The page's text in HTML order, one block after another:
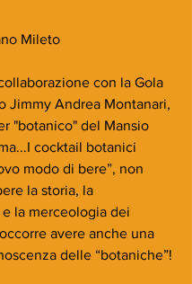
Mileto
con la Gola
Jimmy Andrea Montanari,
"botanico" del Mansio
cocktail botanici
modo di bere”, non
la storia, la
la merceologia dei
avere anche una
delle “botaniche”!